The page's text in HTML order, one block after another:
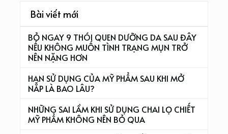
Bài viết mới
BỎ NGAY 9 THÓI QUEN DƯỠNG DA SAU ĐÂY
NẾU KHÔNG MUỐN TÌNH TRẠNG MỤN TRỞ
NÊN NẶNG HƠN
HẠN SỬ DỤNG CỦA MỸ PHẨM SAU KHI MỞ
NẮP LÀ BAO LÂU?
NHỮNG SAI LẦM KHI SỬ DỤNG CHAI LỌ CHIẾT
MỸ PHẨM KHÔNG NÊN BỎ QUA